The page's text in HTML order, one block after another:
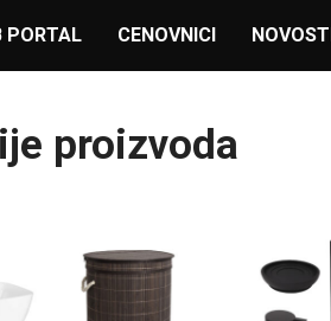
PORTAL CENOVNICI
proizvoda